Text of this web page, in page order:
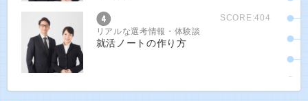
SCORE:404
リアルな選考情報・体験談
就活ノートの作り方